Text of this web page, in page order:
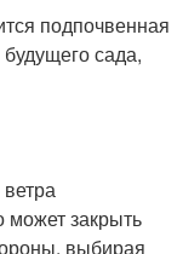
подпочвенная
сада,
может закрыть
выбирая